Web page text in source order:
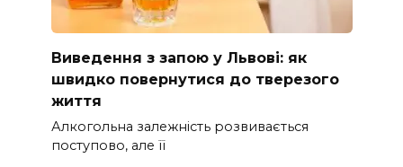
Виведення з запою у Львові: як
швидко повернутися до тверезого
життя
Алкогольна залежність розвивається
поступово, але її